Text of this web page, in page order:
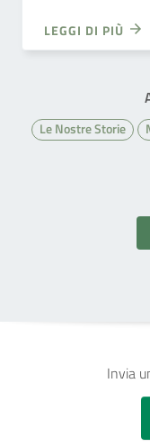
LEGGI DI PIÙ
Le Nostre Storie
Invia